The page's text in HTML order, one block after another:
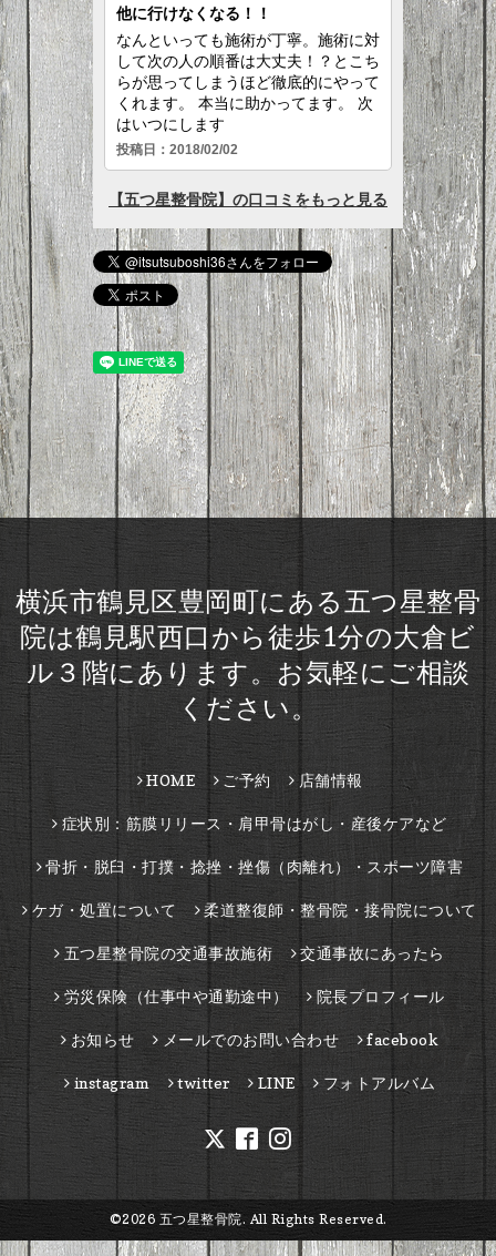
横浜市鶴見区豊岡町にある五つ星整骨
院は鶴見駅西口から徒歩1分の大倉ビ
ル３階にあります。お気軽にご相談
ください。
HOME ご予約 店舗情報
症状別：筋膜リリース・肩甲骨はがし・産後ケアなど
骨折・脱臼・打撲・捻挫・挫傷（肉離れ）・スポーツ障害
ケガ・処置について 柔道整復師・整骨院・接骨院について
五つ星整骨院の交通事故施術 交通事故にあったら
労災保険（仕事中や通勤途中） 院長プロフィール
お知らせ メールでのお問い合わせ facebook
instagram twitter LINE フォトアルバム
©2026 五つ星整骨院. All Rights Reserved.